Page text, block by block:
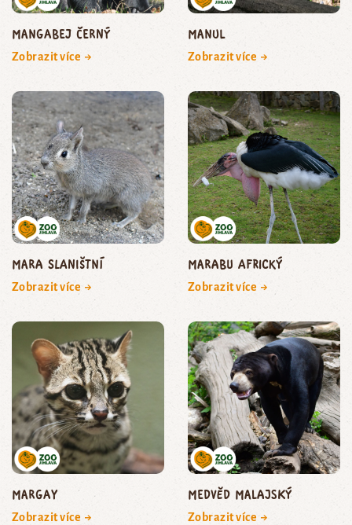
mangabej černý
Zobrazit více →
manul
Zobrazit více →
mara slaništní
Zobrazit více →
marabu africký
Zobrazit více →
margay
Zobrazit více →
medvěd malajský
Zobrazit více →